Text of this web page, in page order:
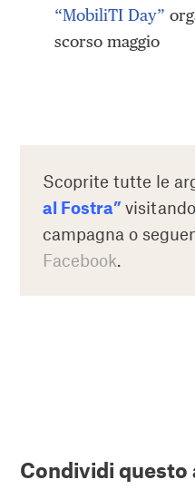
“MobiliTI Day”
scorso maggio
Scoprite tutte le
al Fostra”
campagna o
Facebook
Condividi questo